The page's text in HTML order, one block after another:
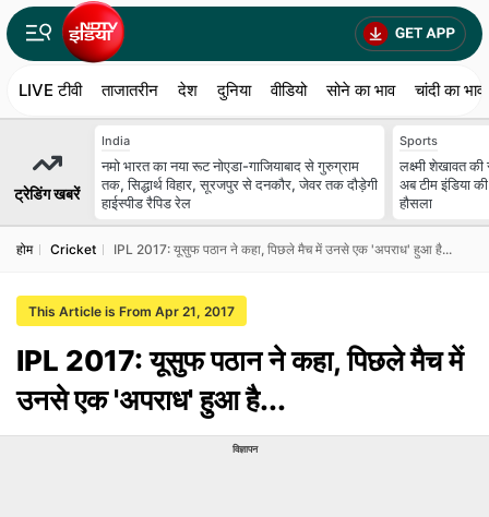
LIVE टीवी ताजातरीन देश दुनिया वीडियो सोने का भाव चांदी का भाव
ट्रेडिंग खबरें
India
नमो भारत का नया रूट नोएडा-गाजियाबाद से गुरुग्राम
तक, सिद्धार्थ विहार, सूरजपुर से दनकौर, जेवर तक दौड़ेगी
हाईस्पीड रैपिड रेल
Sports
लक्ष्मी शेखावत
अब टीम इंडिया
हौसला
होम Cricket IPL 2017: यूसुफ पठान ने कहा, पिछले मैच में उनसे एक 'अपराध' हुआ है...
This Article is From Apr 21, 2017
IPL 2017: यूसुफ पठान ने कहा, पिछले मैच में
उनसे एक 'अपराध' हुआ है...
विज्ञापन